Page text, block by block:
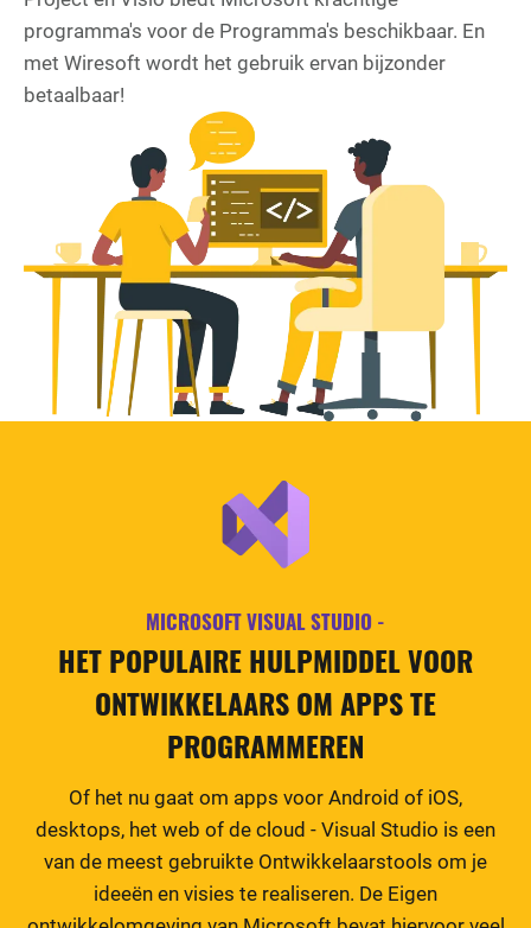
programma's voor de Programma's beschikbaar. En
met Wiresoft wordt het gebruik ervan bijzonder
betaalbaar!
MICROSOFT VISUAL STUDIO -
HET POPULAIRE HULPMIDDEL VOOR
ONTWIKKELAARS OM APPS TE
PROGRAMMEREN
Of het nu gaat om apps voor Android of iOS,
desktops, het web of de cloud - Visual Studio is een
van de meest gebruikte Ontwikkelaarstools om je
ideeën en visies te realiseren. De Eigen